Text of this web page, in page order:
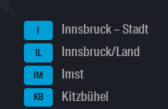
I Innsbruck – Stadt
IL Innsbruck/Land
IM Imst
KB Kitzbühel